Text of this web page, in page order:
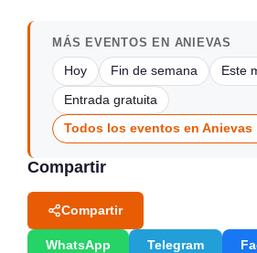
MÁS EVENTOS EN ANIEVAS
Hoy Fin de semana Este
Entrada gratuita
Todos los eventos en Anievas
Compartir
Compartir
WhatsApp Telegram